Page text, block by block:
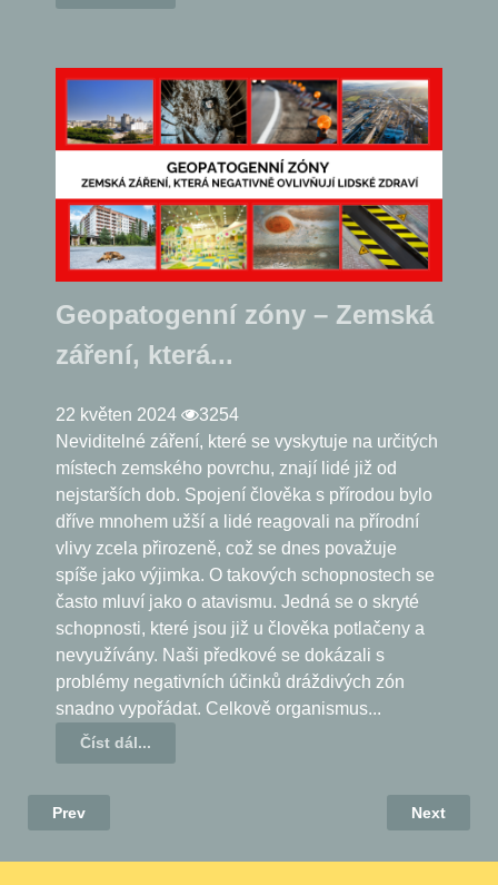
Geopatogenní zóny – Zemská
záření, která...
22 květen 2024
3254
Neviditelné záření, které se vyskytuje na určitých
místech zemského povrchu, znají lidé již od
nejstarších dob. Spojení člověka s přírodou bylo
dříve mnohem užší a lidé reagovali na přírodní
vlivy zcela přirozeně, což se dnes považuje
spíše jako výjimka. O takových schopnostech se
často mluví jako o atavismu. Jedná se o skryté
schopnosti, které jsou již u člověka potlačeny a
nevyužívány. Naši předkové se dokázali s
problémy negativních účinků dráždivých zón
snadno vypořádat. Celkově organismus...
Číst dál...
Prev Next